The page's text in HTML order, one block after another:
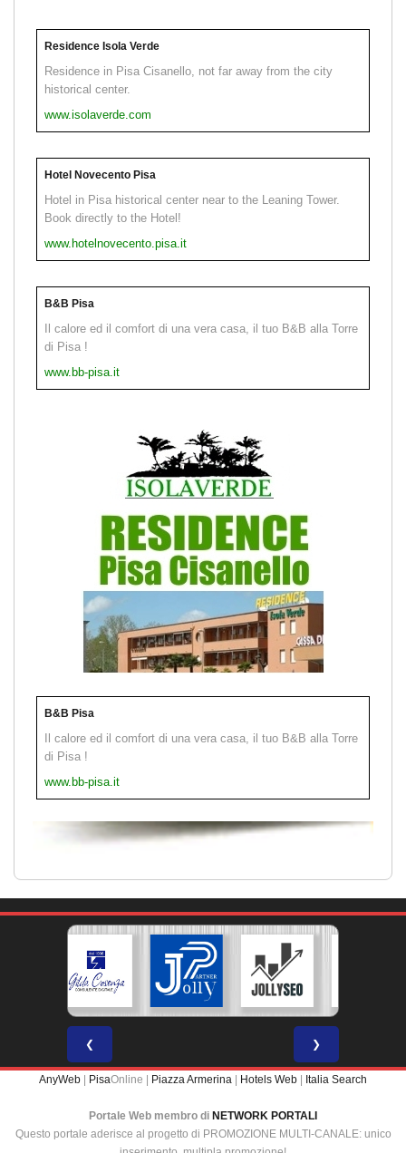
Residence Isola Verde
Residence in Pisa Cisanello, not far away from the city
historical center.
www.isolaverde.com
Hotel Novecento Pisa
Hotel in Pisa historical center near to the Leaning Tower.
Book directly to the Hotel!
www.hotelnovecento.pisa.it
B&B Pisa
Il calore ed il comfort di una vera casa, il tuo B&B alla Torre
di Pisa !
www.bb-pisa.it
B&B Pisa
Il calore ed il comfort di una vera casa, il tuo B&B alla Torre
di Pisa !
www.bb-pisa.it
❮ ❯
AnyWeb PisaOnline | Piazza Armerina Hotels Web Italia Search
Portale Web membro di NETWORK PORTALI
Questo portale aderisce al progetto di PROMOZIONE MULTI-CANALE: unico